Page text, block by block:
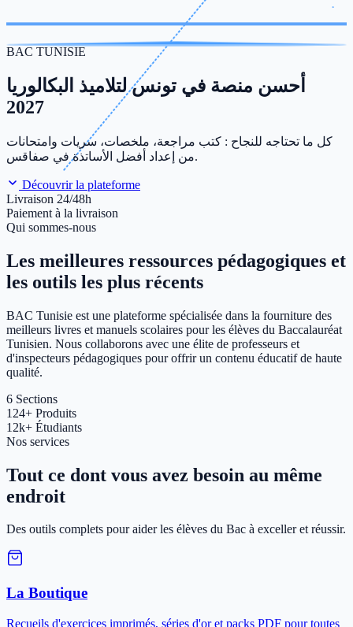
BAC TUNISIE
أحسن منصة في تونس لتلاميذ البكالوريا
2027
كل ما تحتاجه للنجاح : كتب مراجعة، ملخصات، سريات وامتحانات
من إعداد أفضل الأساتذة في صفاقس.
Découvrir la plateforme
Livraison 24/48h
Paiement à la livraison
Qui sommes-nous
Les meilleures ressources pédagogiques et
les outils les plus récents
BAC Tunisie est une plateforme spécialisée dans la fourniture des
meilleurs livres et manuels scolaires pour les élèves du Baccalauréat
Tunisien. Nous collaborons avec une élite de professeurs et
d'inspecteurs pédagogiques pour offrir un contenu éducatif de haute
qualité.
6 Sections
124+ Produits
12k+ Étudiants
Nos services
Tout ce dont vous avez besoin au même
endroit
Des outils complets pour aider les élèves du Bac à exceller et réussir.
La Boutique
Recueils d'exercices imprimés, séries d'or et packs PDF pour toutes